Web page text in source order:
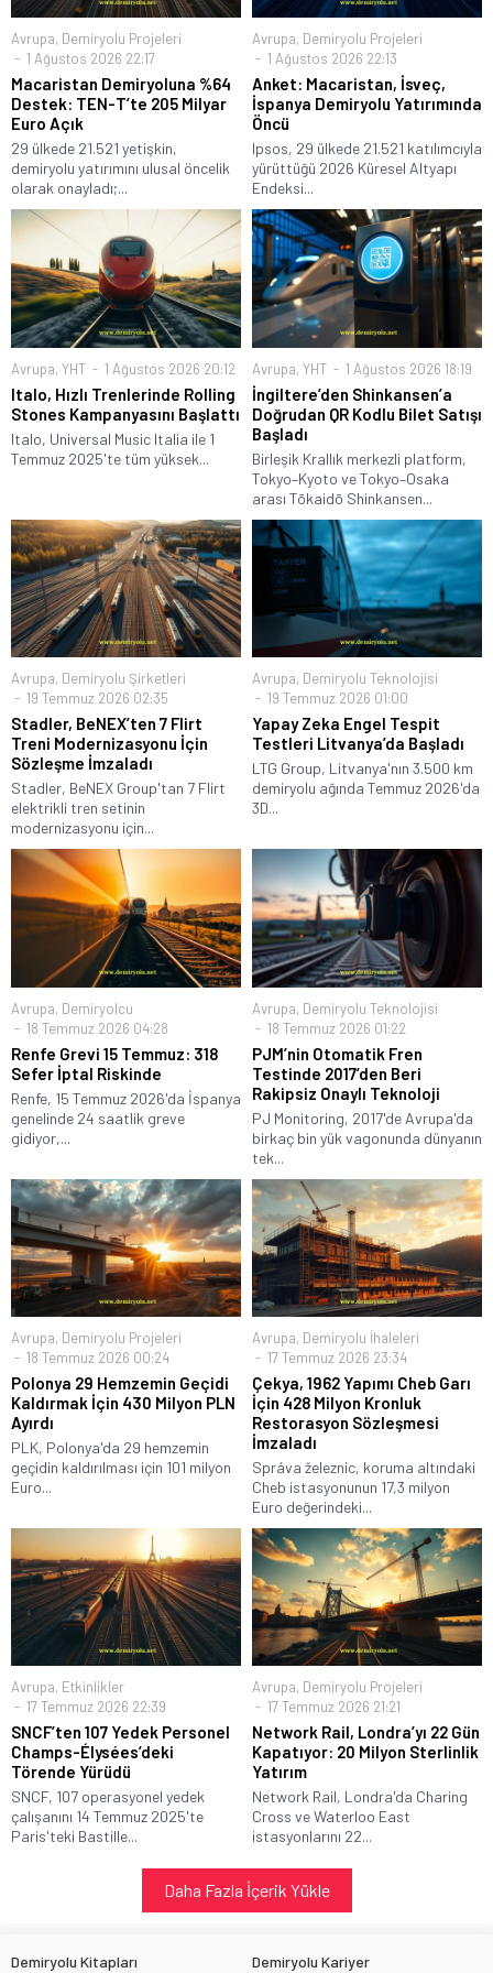
Avrupa, Demiryolu Projeleri
1 Ağustos 2026 22:17
Macaristan Demiryoluna %64
Destek: TEN-T’te 205 Milyar
Euro Açık
29 ülkede 21.521 yetişkin,
demiryolu yatırımını ulusal öncelik
olarak onayladı;...
Avrupa, Demiryolu Projeleri
1 Ağustos 2026 22:13
Anket: Macaristan, İsveç,
İspanya Demiryolu Yatırımında
Öncü
Ipsos, 29 ülkede 21.521 katılımcıyla
yürüttüğü 2026 Küresel Altyapı
Endeksi...
Avrupa, YHT 1 Ağustos 2026 20:12
Italo, Hızlı Trenlerinde Rolling
Stones Kampanyasını Başlattı
Italo, Universal Music Italia ile 1
Temmuz 2025'te tüm yüksek...
Avrupa, YHT 1 Ağustos 2026 18:19
İngiltere’den Shinkansen’a
Doğrudan QR Kodlu Bilet Satışı
Başladı
Birleşik Krallık merkezli platform,
Tokyo–Kyoto ve Tokyo–Osaka
arası Tōkaidō Shinkansen...
Avrupa, Demiryolu Şirketleri
19 Temmuz 2026 02:35
Stadler, BeNEX’ten 7 Flirt
Treni Modernizasyonu İçin
Sözleşme İmzaladı
Stadler, BeNEX Group'tan 7 Flirt
elektrikli tren setinin
modernizasyonu için...
Avrupa, Demiryolu Teknolojisi
19 Temmuz 2026 01:00
Yapay Zeka Engel Tespit
Testleri Litvanya’da Başladı
LTG Group, Litvanya'nın 3.500 km
demiryolu ağında Temmuz 2026'da
3D...
Avrupa, Demiryolcu
18 Temmuz 2026 04:28
Renfe Grevi 15 Temmuz: 318
Sefer İptal Riskinde
Renfe, 15 Temmuz 2026'da İspanya
genelinde 24 saatlik greve
gidiyor,...
Avrupa, Demiryolu Teknolojisi
18 Temmuz 2026 01:22
PJM’nin Otomatik Fren
Testinde 2017’den Beri
Rakipsiz Onaylı Teknoloji
PJ Monitoring, 2017'de Avrupa'da
birkaç bin yük vagonunda dünyanın
tek...
Avrupa, Demiryolu Projeleri
18 Temmuz 2026 00:24
Polonya 29 Hemzemin Geçidi
Kaldırmak İçin 430 Milyon PLN
Ayırdı
PLK, Polonya'da 29 hemzemin
geçidin kaldırılması için 101 milyon
Euro...
Avrupa, Demiryolu İhaleleri
17 Temmuz 2026 23:34
Çekya, 1962 Yapımı Cheb Garı
İçin 428 Milyon Kronluk
Restorasyon Sözleşmesi
İmzaladı
Správa železnic, koruma altındaki
Cheb istasyonunun 17,3 milyon
Euro değerindeki...
Avrupa, Etkinlikler
17 Temmuz 2026 22:39
SNCF’ten 107 Yedek Personel
Champs-Élysées’deki
Törende Yürüdü
SNCF, 107 operasyonel yedek
çalışanını 14 Temmuz 2025'te
Paris'teki Bastille...
Avrupa, Demiryolu Projeleri
17 Temmuz 2026 21:21
Network Rail, Londra’yı 22 Gün
Kapatıyor: 20 Milyon Sterlinlik
Yatırım
Network Rail, Londra'da Charing
Cross ve Waterloo East
istasyonlarını 22...
Daha Fazla İçerik Yükle
Demiryolu Kitapları Demiryolu Kariyer